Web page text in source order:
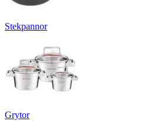
Stekpannor
Grytor